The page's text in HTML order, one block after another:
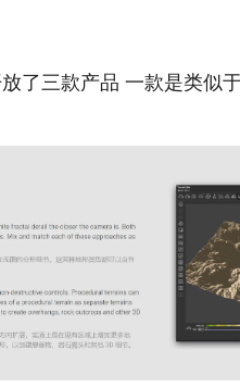
了三款产品 一款是类似